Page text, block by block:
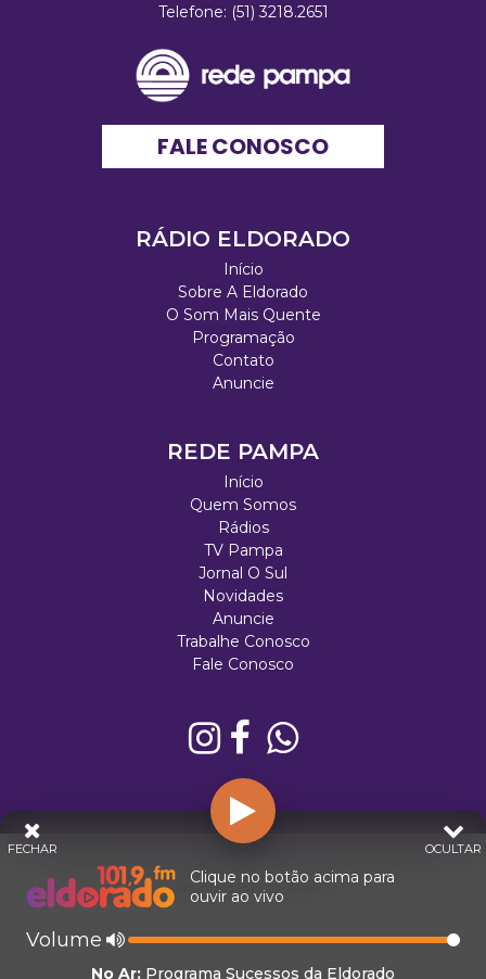
Telefone: (51) 3218.2651
FALE CONOSCO
RÁDIO ELDORADO
Início
Sobre A Eldorado
O Som Mais Quente
Programação
Contato
Anuncie
REDE PAMPA
Início
Quem Somos
Rádios
TV Pampa
Jornal O Sul
Novidades
Anuncie
Trabalhe Conosco
Fale Conosco
© 2026 - Direitos Reservados - Rádio Eldorado - Rede Pampa de
Comunicação | RS - Brasil.
OCULTAR
FECHAR
Clique no botão acima para
ouvir ao vivo
Volume
No Ar: Programa Sucessos da Eldorado